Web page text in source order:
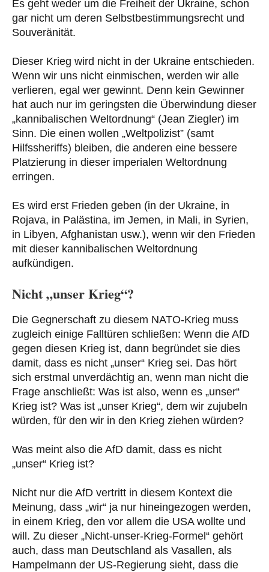
Es geht weder um die Freiheit der Ukraine, schon
gar nicht um deren Selbstbestimmungsrecht und
Souveränität.
Dieser Krieg wird nicht in der Ukraine entschieden.
Wenn wir uns nicht einmischen, werden wir alle
verlieren, egal wer gewinnt. Denn kein Gewinner
hat auch nur im geringsten die Überwindung dieser
„kannibalischen Weltordnung“ (Jean Ziegler) im
Sinn. Die einen wollen „Weltpolizist” (samt
Hilfssheriffs) bleiben, die anderen eine bessere
Platzierung in dieser imperialen Weltordnung
erringen.
Es wird erst Frieden geben (in der Ukraine, in
Rojava, in Palästina, im Jemen, in Mali, in Syrien,
in Libyen, Afghanistan usw.), wenn wir den Frieden
mit dieser kannibalischen Weltordnung
aufkündigen.
Nicht „unser Krieg“?
Die Gegnerschaft zu diesem NATO-Krieg muss
zugleich einige Falltüren schließen: Wenn die AfD
gegen diesen Krieg ist, dann begründet sie dies
damit, dass es nicht „unser“ Krieg sei. Das hört
sich erstmal unverdächtig an, wenn man nicht die
Frage anschließt: Was ist also, wenn es „unser“
Krieg ist? Was ist „unser Krieg“, dem wir zujubeln
würden, für den wir in den Krieg ziehen würden?
Was meint also die AfD damit, dass es nicht
„unser“ Krieg ist?
Nicht nur die AfD vertritt in diesem Kontext die
Meinung, dass „wir“ ja nur hineingezogen werden,
in einem Krieg, den vor allem die USA wollte und
will. Zu dieser „Nicht-unser-Krieg-Formel“ gehört
auch, dass man Deutschland als Vasallen, als
Hampelmann der US-Regierung sieht, dass die